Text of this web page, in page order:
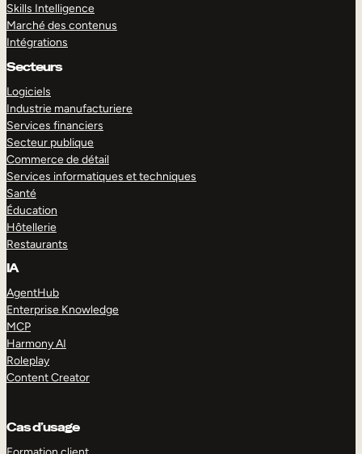
Skills Intelligence
Marché des contenus
Intégrations
Secteurs
Logiciels
Industrie manufacturiere
Services financiers
Secteur publique
Commerce de détail
Services informatiques et techniques
Santé
Éducation
Hôtellerie
Restaurants
IA
AgentHub
Enterprise Knowledge
MCP
Harmony AI
Roleplay
Content Creator
Cas d’usage